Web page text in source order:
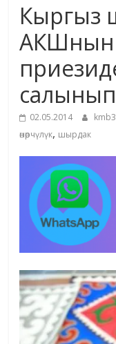
Кыргыз
АКШнын
02.05.2014 kmb3
өнөрчүлүк, шырдак